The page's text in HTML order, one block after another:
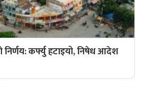
निर्णय: कर्फ्यु हटाइयो, निषेध आदेश